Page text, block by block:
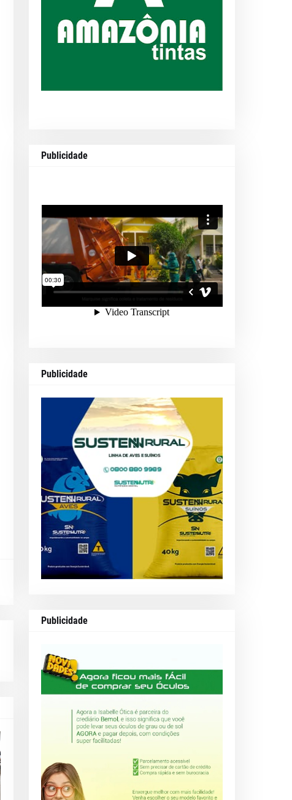
Publicidade
Publicidade
Publicidade